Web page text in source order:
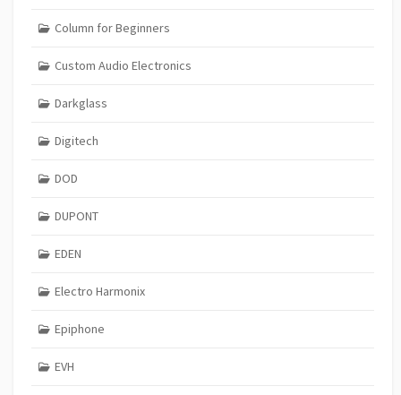
Column for Beginners
Custom Audio Electronics
Darkglass
Digitech
DOD
DUPONT
EDEN
Electro Harmonix
Epiphone
EVH